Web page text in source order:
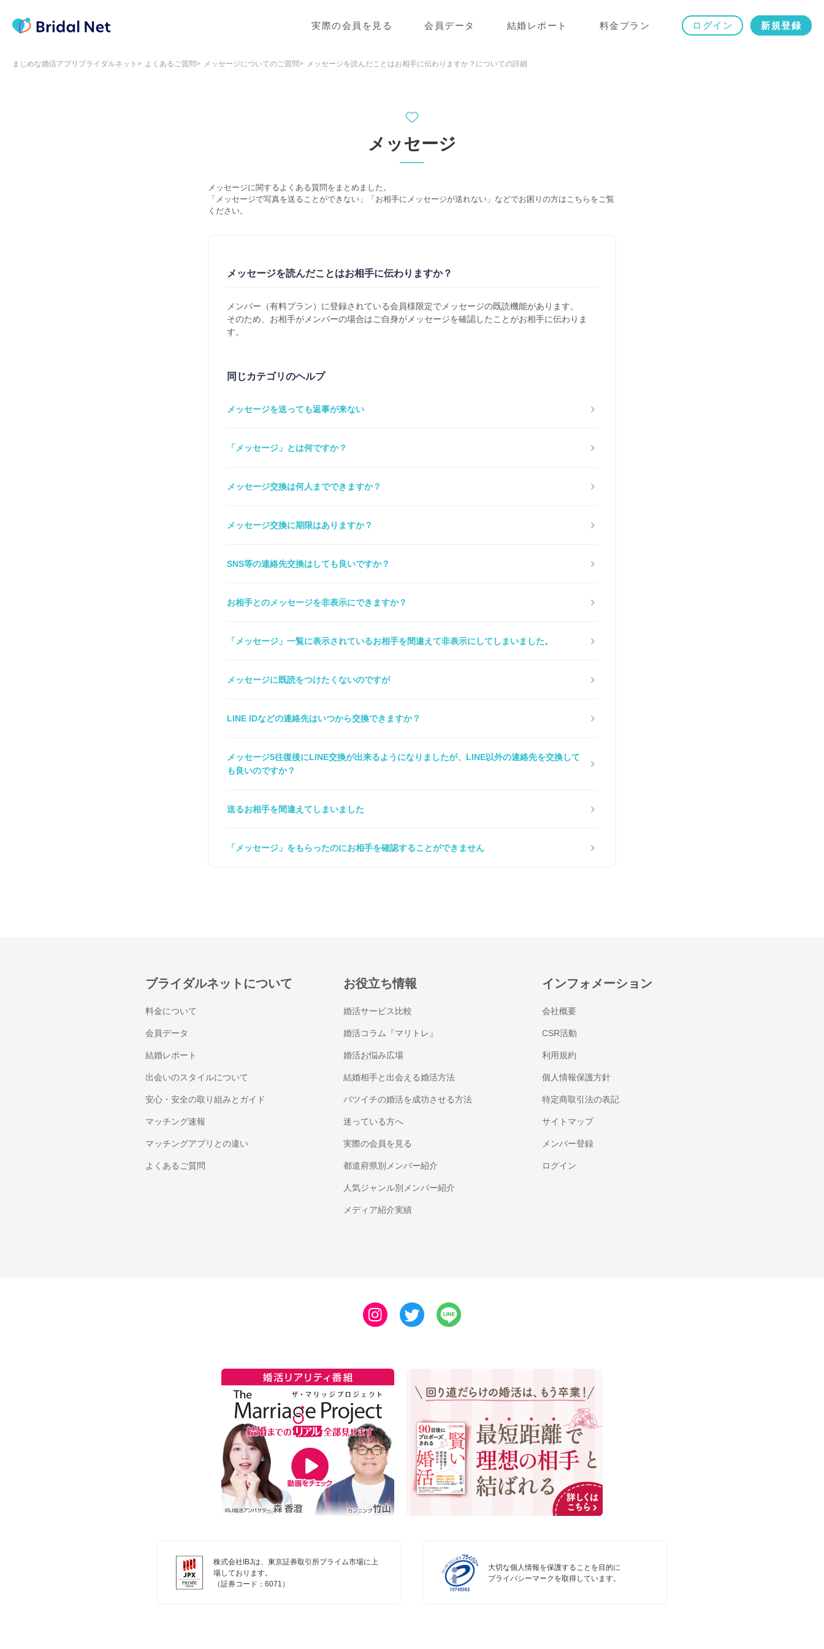
実際の会員を見る 会員データ 結婚レポート 料金プラン ログイン 新規登録
まじめな婚活アプリブライダルネット よくあるご質問 メッセージについてのご質問 メッセージを読んだことはお相手に伝わりますか？についての詳細
メッセージ
メッセージに関するよくある質問をまとめました。
「メッセージで写真を送ることができない」「お相手にメッセージが送れない」などでお困りの方はこちらをご覧
ください。
メッセージを読んだことはお相手に伝わりますか？
メンバー（有料プラン）に登録されている会員様限定でメッセージの既読機能があります。
そのため、お相手がメンバーの場合はご自身がメッセージを確認したことがお相手に伝わりま
す。
同じカテゴリのヘルプ
メッセージを送っても返事が来ない
「メッセージ」とは何ですか？
メッセージ交換は何人までできますか？
メッセージ交換に期限はありますか？
SNS等の連絡先交換はしても良いですか？
お相手とのメッセージを非表示にできますか？
「メッセージ」一覧に表示されているお相手を間違えて非表示にしてしまいました。
メッセージに既読をつけたくないのですが
LINE IDなどの連絡先はいつから交換できますか？
メッセージ5往復後にLINE交換が出来るようになりましたが、LINE以外の連絡先を交換して
も良いのですか？
送るお相手を間違えてしまいました
「メッセージ」をもらったのにお相手を確認することができません
ブライダルネットについて
料金について
会員データ
結婚レポート
出会いのスタイルについて
安心・安全の取り組みとガイド
マッチング速報
マッチングアプリとの違い
よくあるご質問
お役立ち情報
婚活サービス比較
婚活コラム『マリトレ』
婚活お悩み広場
結婚相手と出会える婚活方法
バツイチの婚活を成功させる方法
迷っている方へ
実際の会員を見る
都道府県別メンバー紹介
人気ジャンル別メンバー紹介
メディア紹介実績
インフォメーション
会社概要
CSR活動
利用規約
個人情報保護方針
特定商取引法の表記
サイトマップ
メンバー登録
ログイン
株式会社IBJは、東京証券取引所プライム市場に上
場しております。
（証券コード：6071）
大切な個人情報を保護することを目的に
プライバシーマークを取得しています。